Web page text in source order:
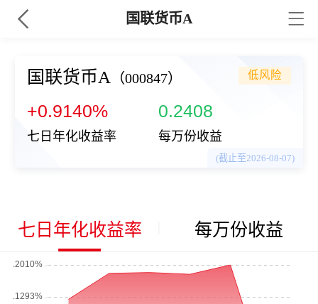
国联货币A
国联货币A （000847） 低风险
+0.9140%
七日年化收益率
0.2408
每万份收益
(截止至2026-08-07)
七日年化收益率 每万份收益